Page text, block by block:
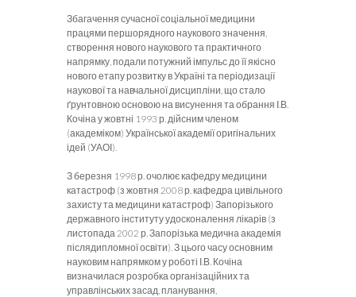
Збагачення сучасної соціальної медицини
працями першорядного наукового значення,
створення нового наукового та практичного
напрямку, подали потужний імпульс до її якісно
нового етапу розвитку в Україні та періодизації
наукової та навчальної дисципліни, що стало
ґрунтовною основою на висунення та обрання І.В.
Кочіна у жовтні 1993 р. дійсним членом
(академіком) Української академії оригінальних
ідей (УАОІ).
З березня 1998 р. очолює кафедру медицини
катастроф (з жовтня 2008 р. кафедра цивільного
захисту та медицини катастроф) Запорізького
державного інституту удосконалення лікарів (з
листопада 2002 р. Запорізька медична академія
післядипломної освіти). З цього часу основним
науковим напрямком у роботі І.В. Кочіна
визначилася розробка організаційних та
управлінських засад, планування,